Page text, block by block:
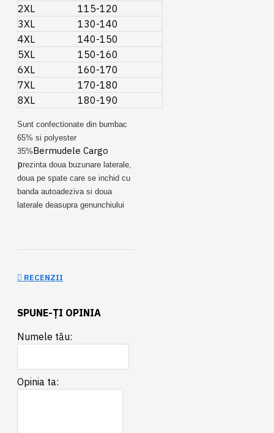
2XL
115-120
3XL
130-140
4XL
140-150
5XL
150-160
6XL
160-170
7XL
170-180
8XL
180-190
Sunt confectionate din bumbac
65% si polyester
35%Bermudele Cargo
prezinta doua buzunare laterale,
doua pe spate care se inchid cu
banda autoadeziva si doua
laterale deasupra genunchiului
RECENZII
SPUNE-ŢI OPINIA
Numele tău:
Opinia ta: